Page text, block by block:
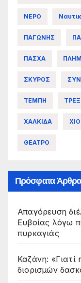
ΝΕΡΟ
ΠΑΓΩΝΗΣ
ΠΑΣΧΑ
ΣΚΥΡΟΣ
ΤΕΜΠΗ
ΧΑΛΚΙΔΑ
ΘΕΑΤΡΟ
Πρόσφατα
Απαγόρευση
Ευβοίας λόγω
πυρκαγιάς
Καζάνη: «Γιατί
διορισμών